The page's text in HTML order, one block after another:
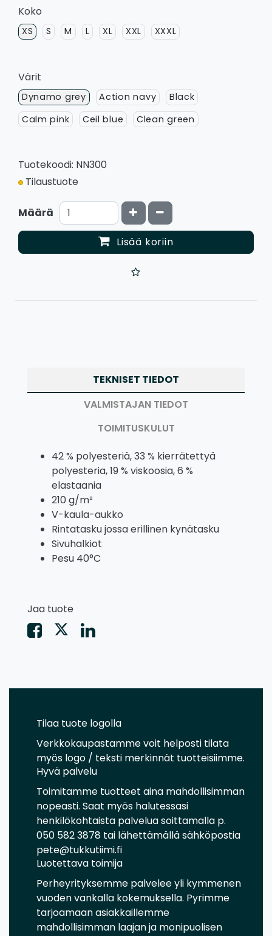
Koko
XS S M L XL XXL XXXL
Värit
Dynamo grey Action navy
Black
Calm pink
Ceil blue Clean green
Tuotekoodi: NN300
Tilaustuote
Määrä Kasvata määrää
Vähennä määrää
Lisää koriin
TEKNISET TIEDOT
VALMISTAJAN TIEDOT
TOIMITUSKULUT
42 % polyesteriä, 33 % kierrätettyä
polyesteria, 19 % viskoosia, 6 %
elastaania
210 g/m²
V-kaula-aukko
Rintatasku jossa erillinen kynätasku
Sivuhalkiot
Pesu 40°C
Jaa tuote
Tilaa tuote logolla
Verkkokaupastamme voit helposti tilata
myös logo / teksti merkinnät tuotteisiimme.
Hyvä palvelu
Toimitamme tuotteet aina mahdollisimman
nopeasti. Saat myös halutessasi
henkilökohtaista palvelua soittamalla p.
050 582 3878 tai lähettämällä sähköpostia
pete@tukkutiimi.fi
Luotettava toimija
Perheyrityksemme palvelee yli kymmenen
vuoden vankalla kokemuksella. Pyrimme
tarjoamaan asiakkaillemme
mahdollisimman laajan ja monipuolisen